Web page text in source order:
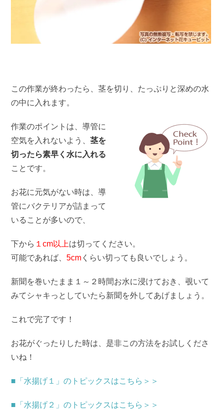
この作業が終わったら、茎を切り、たっぷりと深めの水
の中に入れます。
作業のポイントは、導管に
空気を入れないよう、茎を
切ったら素早く水に入れる
ことです。
お花に元気がない時は、導
管にバクテリアが詰まって
いることが多いので、
下から １cm以上は切ってください。
可能であれば、5cm くらい切っても良いでしょう。
新聞を巻いたまま１～２時間お水に浸けておき、覗いて
みてシャキっとしていたら新聞を外してあげましょう。
これで完了です！
お花がぐったりした時は、是非この方法をお試しくださ
いね！
■「水揚げ１」のトピックスはこちら＞＞
■「水揚げ２」のトピックスはこちら＞＞